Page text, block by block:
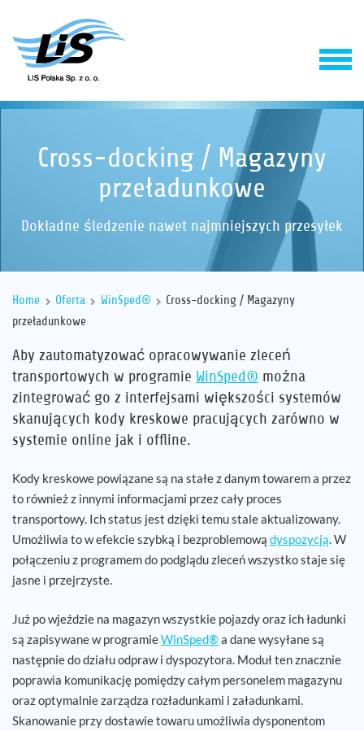
Produkty
Firma
Kariera
Referencje
Aktualności
Kontakt
Cross-docking / Magazyny
przeładunkowe
Dokładne śledzenie nawet najmniejszych przesyłek
Home Oferta WinSped®
Cross-docking / Magazyny
przeładunkowe
Aby zautomatyzować opracowywanie zleceń
transportowych w programie WinSped® można
zintegrować go z interfejsami większości systemów
skanujących kody kreskowe pracujących zarówno w
systemie online jak i offline.
Kody kreskowe powiązane są na stałe z danym towarem a przez
to również z innymi informacjami przez cały proces
transportowy. Ich status jest dzięki temu stale aktualizowany.
Umożliwia to w efekcie szybką i bezproblemową dyspozycją. W
połączeniu z programem do podglądu zleceń wszystko staje się
jasne i przejrzyste.
Już po wjeździe na magazyn wszystkie pojazdy oraz ich ładunki
są zapisywane w programieWinSped®a dane wysyłane są
następnie do działu odpraw i dyspozytora. Moduł ten znacznie
poprawia komunikację pomiędzy całym personelem magazynu
oraz optymalnie zarządza rozładunkami i załadunkami.
Skanowanie przy dostawie towaru umożliwia dysponentom